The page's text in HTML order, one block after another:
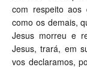
com respeito aos
como os demais,
Jesus morreu e
Jesus, trará, em
vos declaramos,